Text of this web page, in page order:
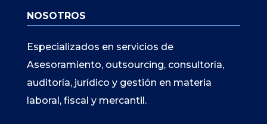
NOSOTROS
Especializados en servicios de
Asesoramiento, outsourcing, consultoría,
auditoría, jurídico y gestión en materia
laboral, fiscal y mercantil.